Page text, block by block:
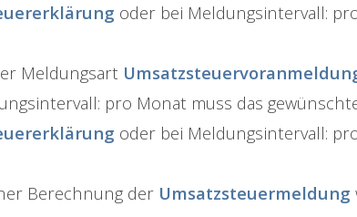
oder bei Meldungsintervall:
Meldungsart
pro Monat muss das
oder bei Meldungsintervall:
Berechnung der Umsatzsteuermeldung